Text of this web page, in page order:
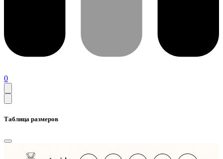
0
Таблица размеров